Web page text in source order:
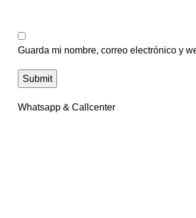
Guarda mi nombre, correo electrónico y
Whatsapp & Callcenter